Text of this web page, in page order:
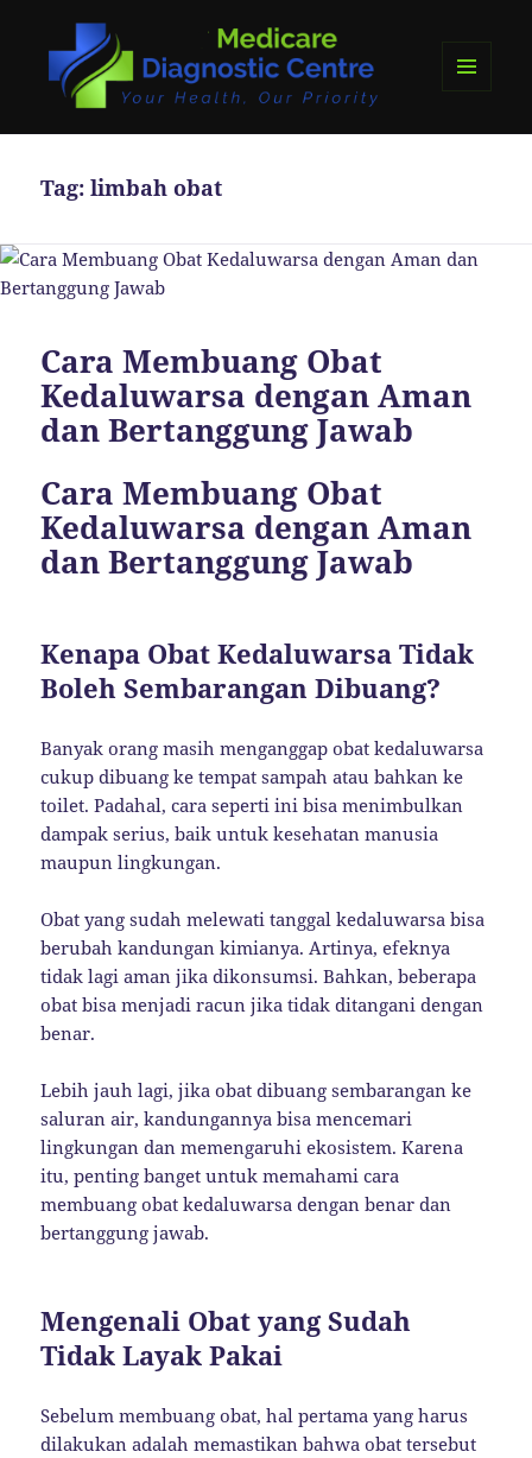
WIDGET
Tag:limbah obat
Cara Membuang Obat
Kedaluwarsa dengan Aman
dan Bertanggung Jawab
Cara Membuang Obat
Kedaluwarsa dengan Aman
dan Bertanggung Jawab
Kenapa Obat Kedaluwarsa Tidak
Boleh Sembarangan Dibuang?
Banyak orang masih menganggap obat kedaluwarsa
cukup dibuang ke tempat sampah atau bahkan ke
toilet. Padahal, cara seperti ini bisa menimbulkan
dampak serius, baik untuk kesehatan manusia
maupun lingkungan.
Obat yang sudah melewati tanggal kedaluwarsa bisa
berubah kandungan kimianya. Artinya, efeknya
tidak lagi aman jika dikonsumsi. Bahkan, beberapa
obat bisa menjadi racun jika tidak ditangani dengan
benar.
Lebih jauh lagi, jika obat dibuang sembarangan ke
saluran air, kandungannya bisa mencemari
lingkungan dan memengaruhi ekosistem. Karena
itu, penting banget untuk memahami cara
membuang obat kedaluwarsa dengan benar dan
bertanggung jawab.
Mengenali Obat yang Sudah
Tidak Layak Pakai
Sebelum membuang obat, hal pertama yang harus
dilakukan adalah memastikan bahwa obat tersebut